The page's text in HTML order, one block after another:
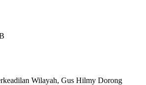
Wilayah, Gus Hilmy Dorong